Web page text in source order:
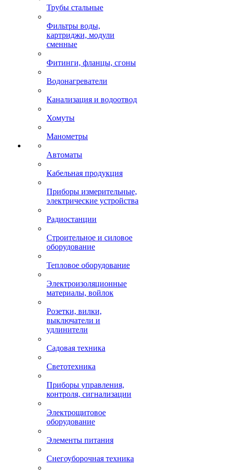
Трубы стальные
Фильтры воды,
картриджи, модули
сменные
Фитинги, фланцы, сгоны
Водонагреватели
Канализация и водоотвод
Хомуты
Манометры
Автоматы
Кабельная продукция
Приборы измерительные,
электрические устройства
Радиостанции
Строительное и силовое
оборудование
Тепловое оборудование
Электроизоляционные
материалы, войлок
Розетки, вилки,
выключатели и
удлинители
Садовая техника
Светотехника
Приборы управления,
контроля, сигнализации
Электрощитовое
оборудование
Элементы питания
Снегоуборочная техника